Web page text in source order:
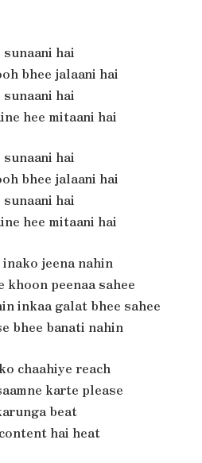
hai
bhee jalaani hai
hai
hee mitaani hai
hai
bhee jalaani hai
hai
hee mitaani hai
jeena nahin
peenaa sahee
inkaa galat bhee sahee
bhee banati nahin
chaahiye reach
karte please
beat
hai heat